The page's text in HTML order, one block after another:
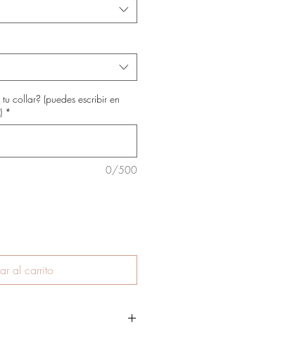
collar? (puedes escribir en
*
0/500
al carrito